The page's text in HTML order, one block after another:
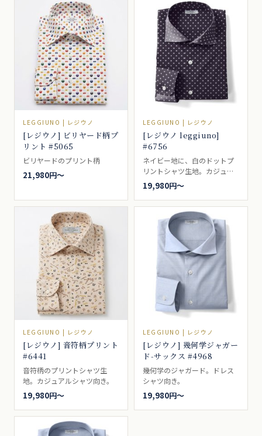
LEGGIUNO | レジウノ
[レジウノ] ビリヤード柄プ
リント #5065
ビリヤードのプリント柄
21,980円〜
LEGGIUNO | レジウノ
[レジウノ leggiuno]
#6756
ネイビー地に、白のドットプ
リントシャツ生地。カジュア
ルシャツ向き。
19,980円〜
LEGGIUNO | レジウノ
[レジウノ] 音符柄プリント
#6441
音符柄のプリントシャツ生
地。カジュアルシャツ向き。
19,980円〜
LEGGIUNO | レジウノ
[レジウノ] 幾何学ジャガー
ド-サックス #4968
幾何学のジャガード。ドレス
シャツ向き。
19,980円〜